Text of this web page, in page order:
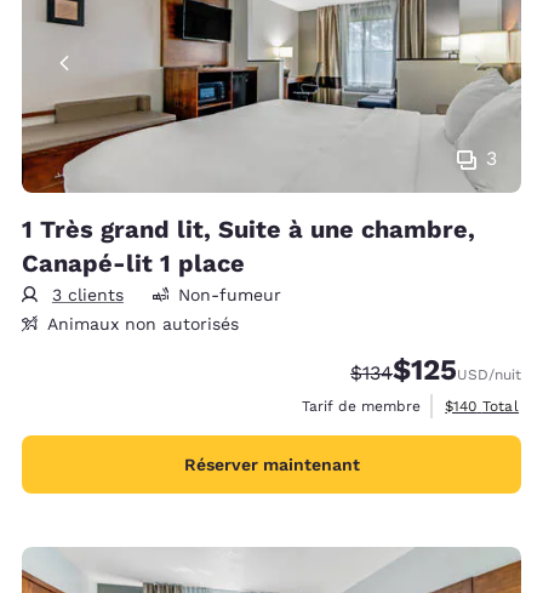
3
1 Très grand lit, Suite à une chambre,
Canapé-lit 1 place
3 clients
Non-fumeur
Animaux non autorisés
Tarif barré :
$134Tarif réduit :
$125USD/nuit
Tarif de membre
Afficher les
$140 Total
Réserver maintenant